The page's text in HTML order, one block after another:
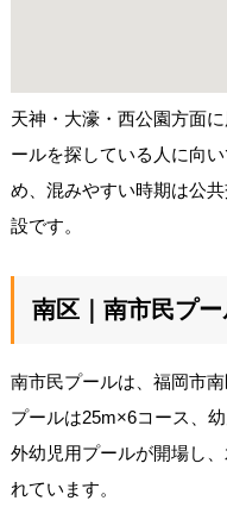
天神・大濠・西公園方面
ールを探している人に向
め、混みやすい時期は公
設です。
南区｜南市民プー
南市民プールは、福岡市
プールは25m×6コース、
外幼児用プールが開場し
れています。